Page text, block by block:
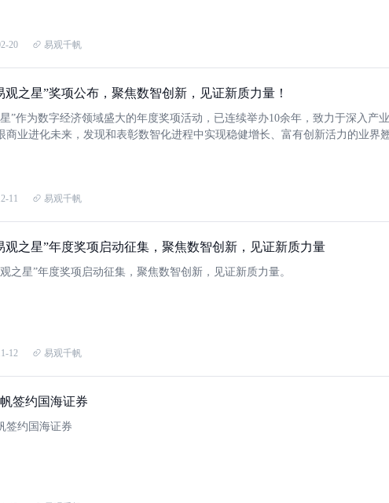
20 易观千帆
观之星”奖项公布，聚焦数智创新，见证新质力量！
”作为数字经济领域盛大的年度奖项活动，已连续举办10余年，致力于深入产
商业进化未来，发现和表彰数智化进程中实现稳健增长、富有创新活力的业界翘
11 易观千帆
观之星”年度奖项启动征集，聚焦数智创新，见证新质力量
观之星”年度奖项启动征集，聚焦数智创新，见证新质力量。
12 易观千帆
签约国海证券
签约国海证券